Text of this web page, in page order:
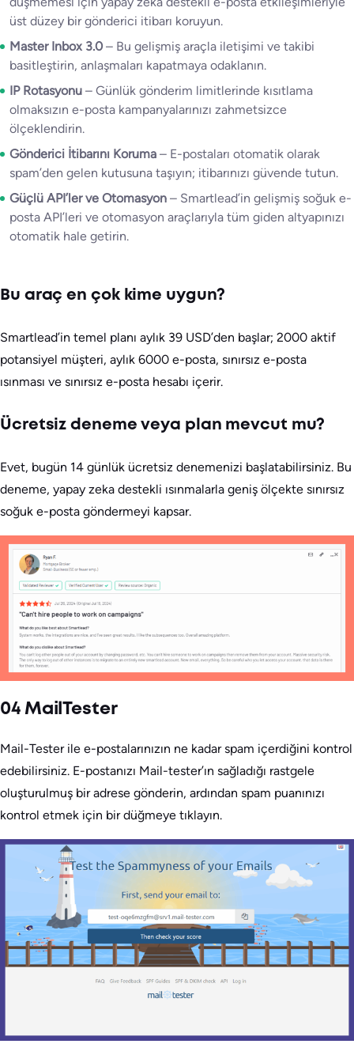
üst düzey bir gönderici itibarı koruyun.
Master Inbox 3.0 – Bu gelişmiş araçla iletişimi ve takibi
basitleştirin, anlaşmaları kapatmaya odaklanın.
IP Rotasyonu – Günlük gönderim limitlerinde kısıtlama
olmaksızın e-posta kampanyalarınızı zahmetsizce
ölçeklendirin.
Gönderici İtibarını Koruma – E-postaları otomatik olarak
spam’den gelen kutusuna taşıyın; itibarınızı güvende tutun.
Güçlü API’ler ve Otomasyon – Smartlead’in gelişmiş soğuk e-
posta API’leri ve otomasyon araçlarıyla tüm giden altyapınızı
otomatik hale getirin.
Bu araç en çok kime uygun?
Smartlead’in temel planı aylık 39 USD’den başlar; 2000 aktif
potansiyel müşteri, aylık 6000 e-posta, sınırsız e-posta
ısınması ve sınırsız e-posta hesabı içerir.
Ücretsiz deneme veya plan mevcut mu?
Evet, bugün 14 günlük ücretsiz denemenizi başlatabilirsiniz. Bu
deneme, yapay zeka destekli ısınmalarla geniş ölçekte sınırsız
soğuk e-posta göndermeyi kapsar.
04 MailTester
Mail-Tester ile e-postalarınızın ne kadar spam içerdiğini kontrol
edebilirsiniz. E-postanızı Mail-tester’ın sağladığı rastgele
oluşturulmuş bir adrese gönderin, ardından spam puanınızı
kontrol etmek için bir düğmeye tıklayın.